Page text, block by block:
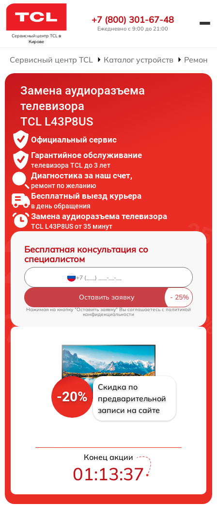
Сервисный центр TCL в
Кирове
+7 (800) 301-67-48
Ежедневно с 9:00 до 21:00
Сервисный центр TCL Каталог устройств Ремонт
Замена аудиоразъема
телевизора
TCL L43P8US
Официальный сервис
Гарантийное обслуживание
телевизора TCL до 3 лет
Диагностика за наш счет,
ремонт по желанию
Бесплатный выезд курьера
в день обращения
Замена аудиоразъема телевизора
TCL L43P8US от 35 минут
Бесплатная консультация со
специалистом
Оставить заявку
Нажимая на кнопку "Оставить заявку" Вы соглашаетесь cполитикой
конфиденциальности
-20%
Скидка по
предварительной
записи на сайте
Конец акции
01:13:36